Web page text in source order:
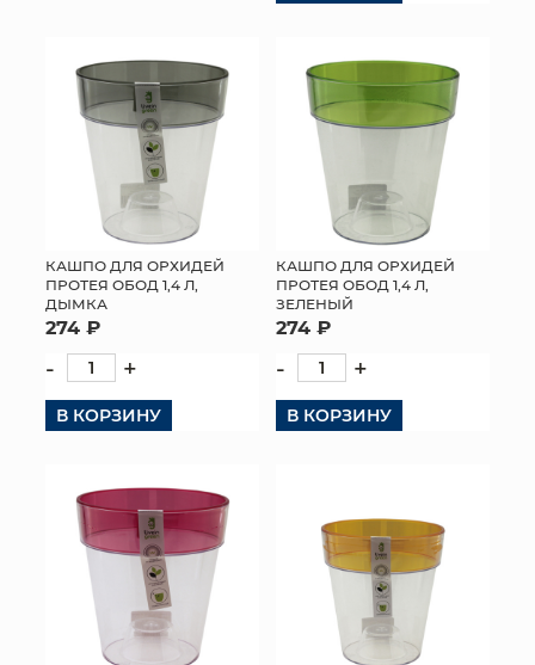
КАШПО ДЛЯ ОРХИДЕЙ
ПРОТЕЯ ОБОД 1,4 Л,
ДЫМКА
274 ₽
- +
В КОРЗИНУ
КАШПО ДЛЯ ОРХИДЕЙ
ПРОТЕЯ ОБОД 1,4 Л,
ЗЕЛЕНЫЙ
274 ₽
- +
В КОРЗИНУ